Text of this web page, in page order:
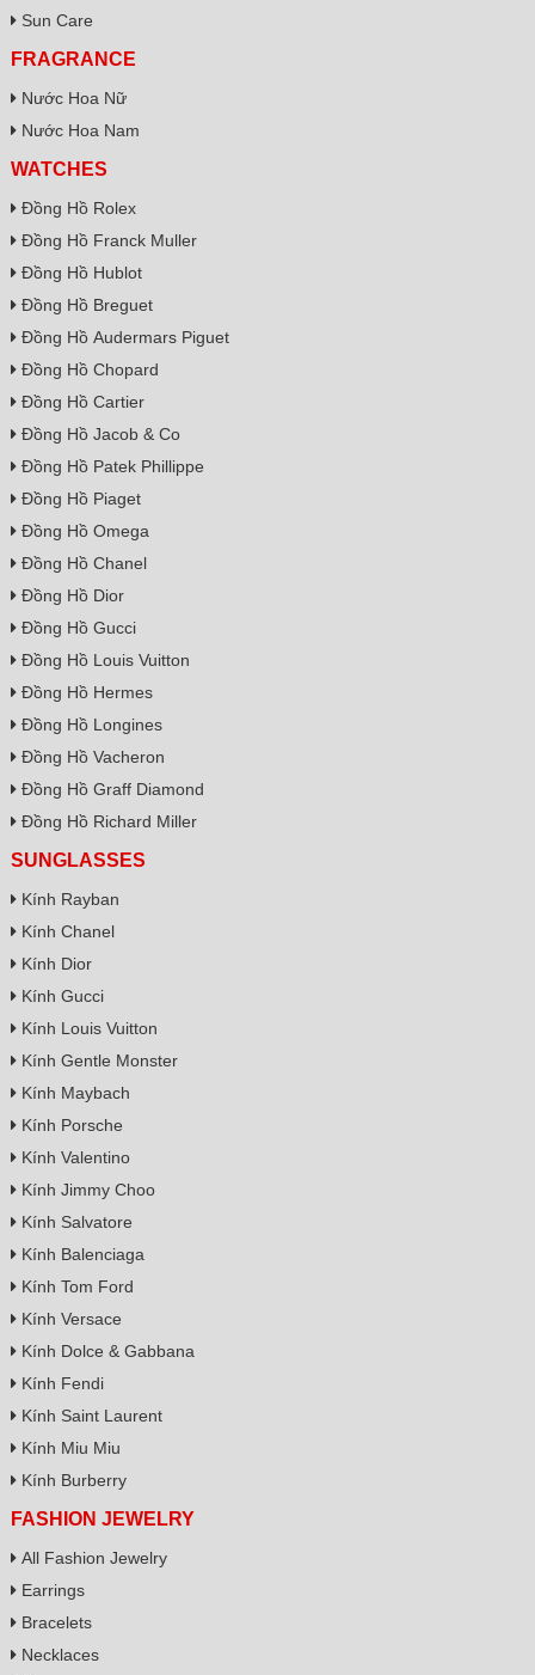
Sun Care
FRAGRANCE
Nước Hoa Nữ
Nước Hoa Nam
WATCHES
Đồng Hồ Rolex
Đồng Hồ Franck Muller
Đồng Hồ Hublot
Đồng Hồ Breguet
Đồng Hồ Audermars Piguet
Đồng Hồ Chopard
Đồng Hồ Cartier
Đồng Hồ Jacob & Co
Đồng Hồ Patek Phillippe
Đồng Hồ Piaget
Đồng Hồ Omega
Đồng Hồ Chanel
Đồng Hồ Dior
Đồng Hồ Gucci
Đồng Hồ Louis Vuitton
Đồng Hồ Hermes
Đồng Hồ Longines
Đồng Hồ Vacheron
Đồng Hồ Graff Diamond
Đồng Hồ Richard Miller
SUNGLASSES
Kính Rayban
Kính Chanel
Kính Dior
Kính Gucci
Kính Louis Vuitton
Kính Gentle Monster
Kính Maybach
Kính Porsche
Kính Valentino
Kính Jimmy Choo
Kính Salvatore
Kính Balenciaga
Kính Tom Ford
Kính Versace
Kính Dolce & Gabbana
Kính Fendi
Kính Saint Laurent
Kính Miu Miu
Kính Burberry
FASHION JEWELRY
All Fashion Jewelry
Earrings
Bracelets
Necklaces